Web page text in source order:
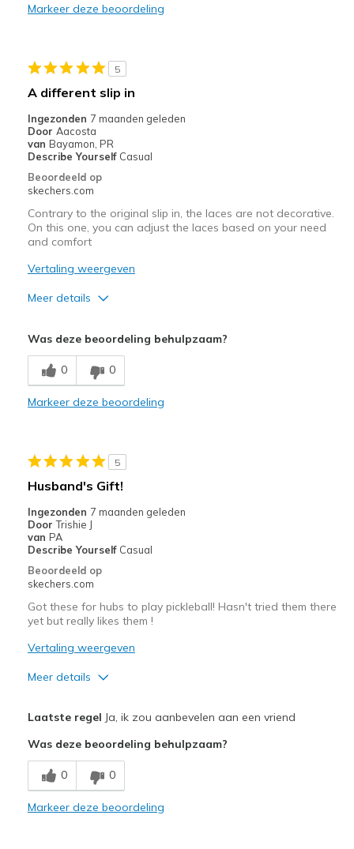
View On Shoes
Shoes are for Wearing
Markeer deze beoordeling
5
A different slip in
Ingezonden 7 maanden geleden
Door Aacosta
van Bayamon, PR
Describe Yourself Casual
Beoordeeld op
skechers.com
Contrary to the original slip in, the laces are not decorative.
On this one, you can adjust the laces based on your need
and comfort
Vertaling weergeven
Meer details
Breathe Well
Comfortable
Stylish
Casual Wear
Sizing
View On Shoes
Shoes are for Wearing
Was deze beoordeling behulpzaam?
0 0
Markeer deze beoordeling
5
Husband's Gift!
Ingezonden 7 maanden geleden
Door Trishie J
van PA
Describe Yourself Casual
Beoordeeld op
skechers.com
Got these for hubs to play pickleball! Hasn't tried them there
yet but really likes them !
Vertaling weergeven
Meer details
Comfortable
Durable
Laatste regel Ja, ik zou aanbevelen aan een vriend
Was deze beoordeling behulpzaam?
0 0
Markeer deze beoordeling